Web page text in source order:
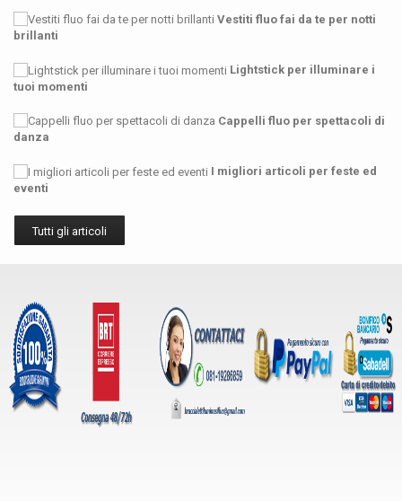
Vestiti fluo fai da te per notti
brillanti
Lightstick per illuminare i
tuoi momenti
Cappelli fluo per spettacoli di
danza
I migliori articoli per feste ed
eventi
Tutti gli articoli